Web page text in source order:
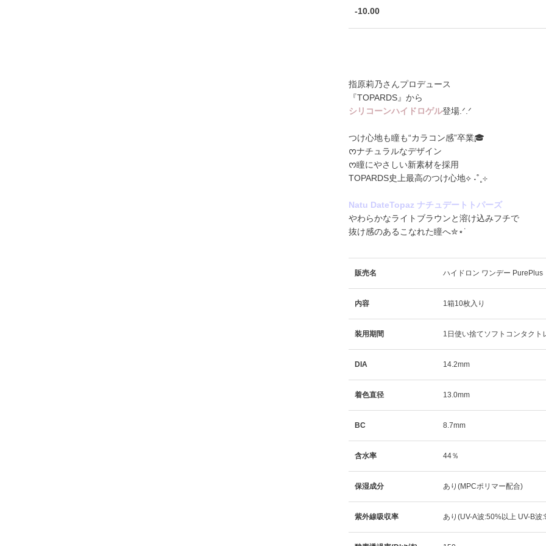
-10.00
指原莉乃さんプロデュース
『TOPARDS』から
シリコーンハイドロゲル登場.ᐟ.ᐟ
つけ心地も瞳も“カラコン感”卒業🎓
ᰔナチュラルなデザイン
ᰔ瞳にやさしい新素材を採用
TOPARDS史上最高のつけ心地⟡ ˖˚˳⊹
Natu DateTopaz ナチュデートトパーズ
やわらかなライトブラウンと溶け込みフチで
抜け感のあるこなれた瞳へ✮⋆˙
販売名 ハイドロン ワンデー PurePlus
内容 1箱10枚入り
装用期間 1日使い捨てソフトコンタクト
DIA 14.2mm
着色直径 13.0mm
BC 8.7mm
含水率 44％
保湿成分 あり(MPCポリマー配合)
紫外線吸収率 あり(UV-A波:50%以上 UV-B波